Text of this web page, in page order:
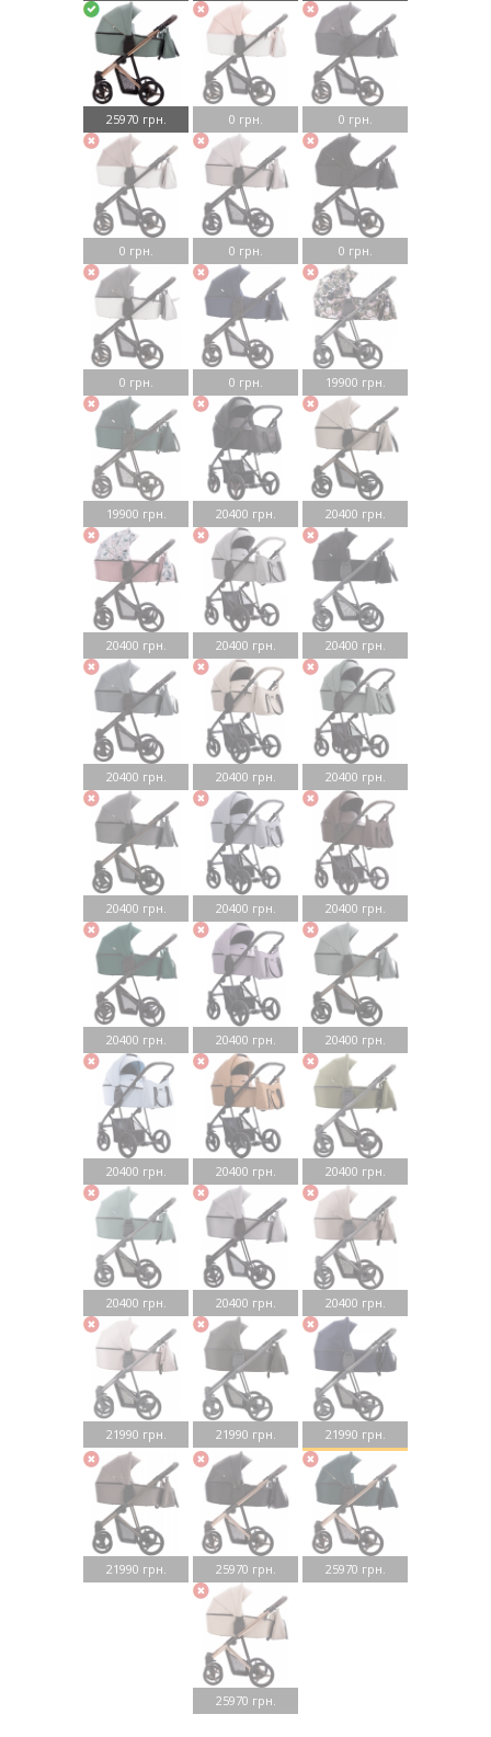
25970 грн. 0 грн. 0 грн.
0 грн. 0 грн. 0 грн.
0 грн. 0 грн. 19900 грн.
19900 грн. 20400 грн. 20400 грн.
20400 грн. 20400 грн. 20400 грн.
20400 грн. 20400 грн. 20400 грн.
20400 грн. 20400 грн. 20400 грн.
20400 грн. 20400 грн. 20400 грн.
20400 грн. 20400 грн. 20400 грн.
20400 грн. 20400 грн. 20400 грн.
21990 грн. 21990 грн. 21990 грн.
21990 грн. 25970 грн. 25970 грн.
25970 грн.